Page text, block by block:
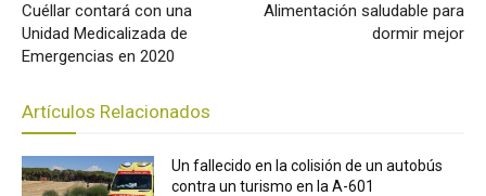
Cuéllar contará con una
Unidad Medicalizada de
Emergencias en 2020
Alimentación saludable para
dormir mejor
Artículos Relacionados
Un fallecido en la colisión de un autobús
contra un turismo en la A-601